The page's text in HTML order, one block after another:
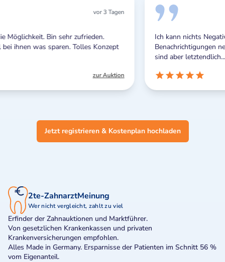
Ich kann nichts Negatives berichten. Die Push-
Benachrichtigungen nerven zwar manchmal ein
Jetzt registrieren & Kostenplan hochladen
2te-ZahnarztMeinung
Wer nicht vergleicht, zahlt zu viel
Erfinder der Zahnauktionen und Marktführer.
Von gesetzlichen Krankenkassen und privaten
Krankenversicherungen empfohlen.
Alles Made in Germany. Ersparnisse der Patienten im Schnitt 56 %
vom Eigenanteil.